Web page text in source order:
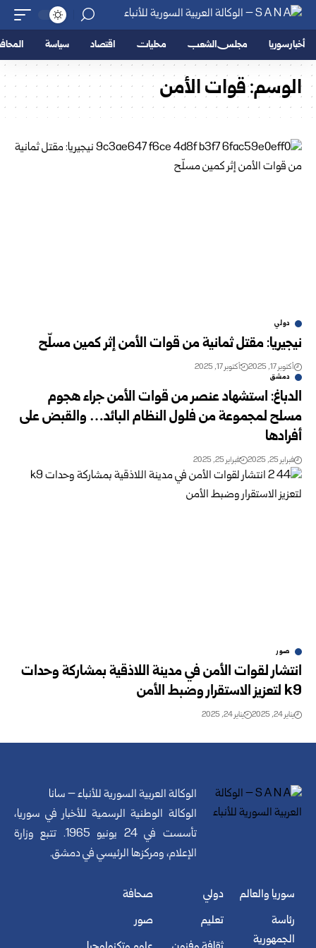
أخبار سوريا مجلس الشعب محليات اقتصاد سياسة
الوسم:قوات الأمن
دولي
نيجيريا: مقتل ثمانية من قوات الأمن إثر كمين مسلّح
أكتوبر 17, 2025 أكتوبر 17, 2025
دمشق
الدباغ: استشهاد عنصر من قوات الأمن جراء هجوم
مسلح لمجموعة من فلول النظام البائد… والقبض على
أفرادها
فبراير 25, 2025 فبراير 25, 2025
صور
انتشار لقوات الأمن في مدينة اللاذقية بمشاركة وحدات
k9 لتعزيز الاستقرار وضبط الأمن
يناير 24, 2025 يناير 24, 2025
الوكالة العربية السورية للأنباء – سانا
الوكالة الوطنية الرسمية للأخبار في سوريا،
تأسست في 24 يونيو 1965. تتبع وزارة
الإعلام، ومركزها الرئيسي في دمشق.
سوريا والعالم
رئاسة
الجمهورية
دولي
تعليم
صحافة
صور